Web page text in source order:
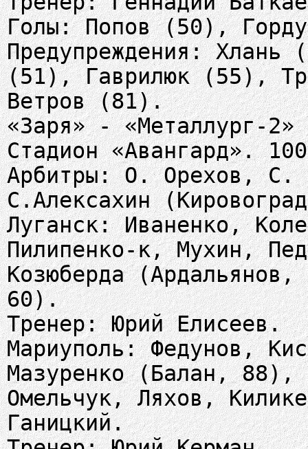
Голы: Попов (50),
Предупреждения:
(51), Гаврилюк (55),
Ветров (81).
«Заря» - «Металлург-
Стадион «Авангард».
Арбитры: О. Орехов, С.
С.Алексахин
Луганск: Иваненко,
Пилипенко-к, Мухин,
Козюберда
60).
Тренер: Юрий Елисеев.
Мариуполь: Федунов,
Мазуренко (Балан, 88),
Омельчук, Ляхов,
Ганицкий.